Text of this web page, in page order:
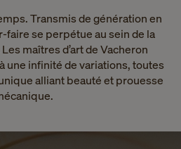
Transmis de génération en
faire se perpétue au sein de la
maîtres d’art de Vacheron
une infinité de variations, toutes
alliant beauté et prouesse